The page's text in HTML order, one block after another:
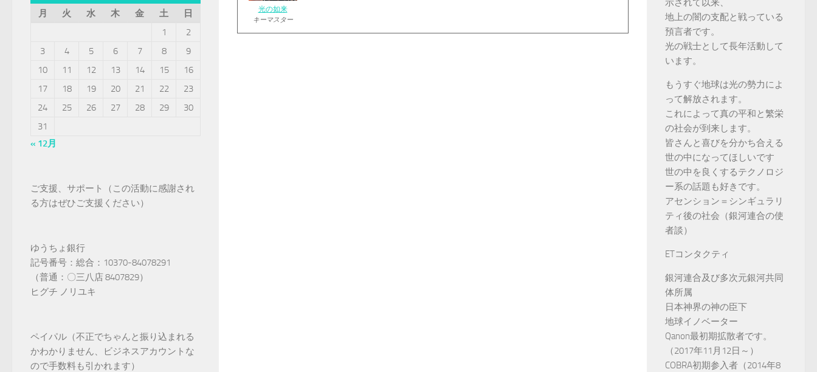
光の如来
キーマスター
月
火 水 木 金 土
日
1
2
3
4 5 6 7 8
9
10
11 12 13 14 15
16
17
18 19 20 21 22
23
24
25 26 27 28 29
30
31
« 12月
ご支援、サポート（この活動に感謝され
る方はぜひご支援ください）
ゆうちょ銀行
記号番号：総合：10370-84078291
（普通：〇三八店 8407829）
ヒグチ ノリユキ
ペイパル（不正でちゃんと振り込まれる
かわかりません、ビジネスアカウントな
ので手数料も引かれます）
示されて以来、
地上の闇の支配と戦っている
預言者です。
光の戦士として長年活動して
います。
もうすぐ地球は光の勢力によ
って解放されます。
これによって真の平和と繁栄
の社会が到来します。
皆さんと喜びを分かち合える
世の中になってほしいです
世の中を良くするテクノロジ
ー系の話題も好きです。
アセンション＝シンギュラリ
ティ後の社会（銀河連合の使
者談）
ETコンタクティ
銀河連合及び多次元銀河共同
体所属
日本神界の神の臣下
地球イノベーター
Qanon最初期拡散者です。
（2017年11月12日～）
COBRA初期参入者（2014年8